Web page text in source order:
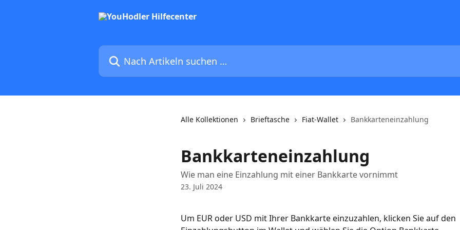
Nach Artikeln suchen …
Alle Kollektionen Brieftasche Fiat-Wallet Bankkarteneinzahlung
Bankkarteneinzahlung
Wie man eine Einzahlung mit einer Bankkarte vornimmt
23. Juli 2024
Um EUR oder USD mit Ihrer Bankkarte einzuzahlen, klicken Sie auf den